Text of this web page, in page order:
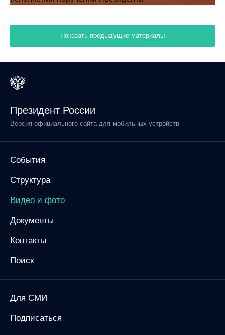
Показать предыдущие материалы
Президент России
Версия официального сайта для мобильных устройств
События
Структура
Видео и фото
Документы
Контакты
Поиск
Для СМИ
Подписаться